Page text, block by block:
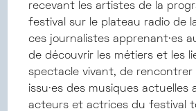
recevant les artistes de la
festival sur le plateau radio de
ces journalistes apprenant·es
de découvrir les métiers et les
spectacle vivant, de rencontrer
issu·es des musiques actuelles
acteurs et actrices du festival